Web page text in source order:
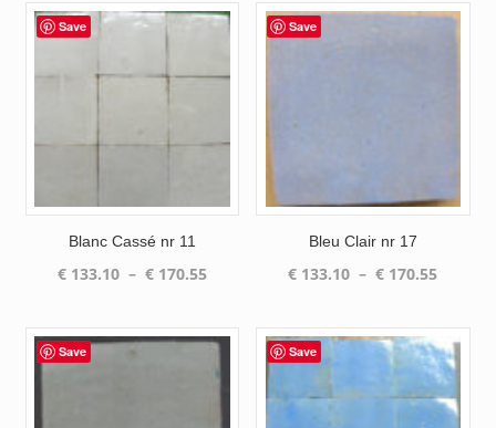
Save
Blanc Cassé nr 11
€133.10 – €170.55Plage
€ 133.10
€ 170.55
Save
Bleu Clair nr 17
€ 133.10 – € 170.55Plage
€
à
€
Save Save